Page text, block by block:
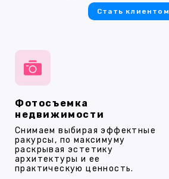
Фотосъемка
недвижимости
Снимаем выбирая эффектные
ракурсы, по максимуму
раскрывая эстетику
архитектуры и ее
практическую ценность.
Стать клиентом